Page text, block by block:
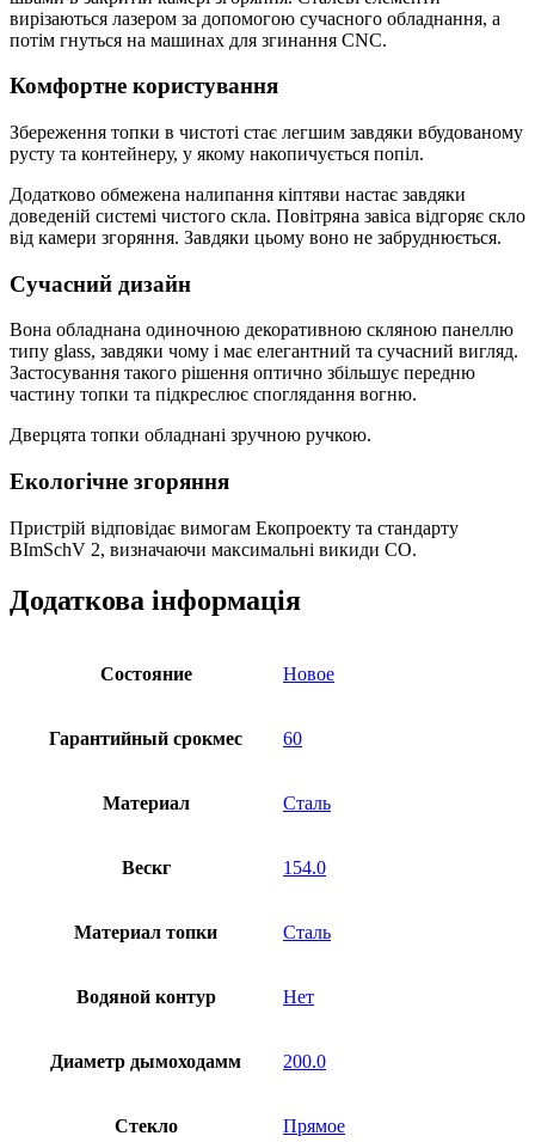
вирізаються лазером за допомогою сучасного обладнання, а
потім гнуться на машинах для згинання CNC.
Комфортне користування
Збереження топки в чистоті стає легшим завдяки вбудованому
русту та контейнеру, у якому накопичується попіл.
Додатково обмежена налипання кіптяви настає завдяки
доведеній системі чистого скла. Повітряна завіса відгоряє скло
від камери згоряння. Завдяки цьому воно не забруднюється.
Сучасний дизайн
Вона обладнана одиночною декоративною скляною панеллю
типу glass, завдяки чому і має елегантний та сучасний вигляд.
Застосування такого рішення оптично збільшує передню
частину топки та підкреслює споглядання вогню.
Дверцята топки обладнані зручною ручкою.
Екологічне згоряння
Пристрій відповідає вимогам Екопроекту та стандарту
BImSchV 2, визначаючи максимальні викиди CO.
Додаткова інформація
Состояние Новое
Гарантийный срокмес 60
Материал Сталь
Вескг 154.0
Материал топки Сталь
Водяной контур Нет
Диаметр дымоходамм 200.0
Стекло Прямое